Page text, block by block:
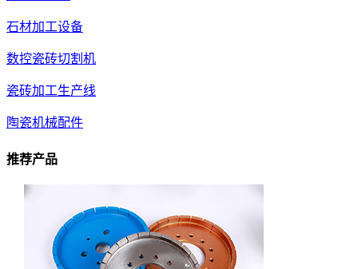
石材加工设备
数控瓷砖切割机
瓷砖加工生产线
陶瓷机械配件
推荐产品